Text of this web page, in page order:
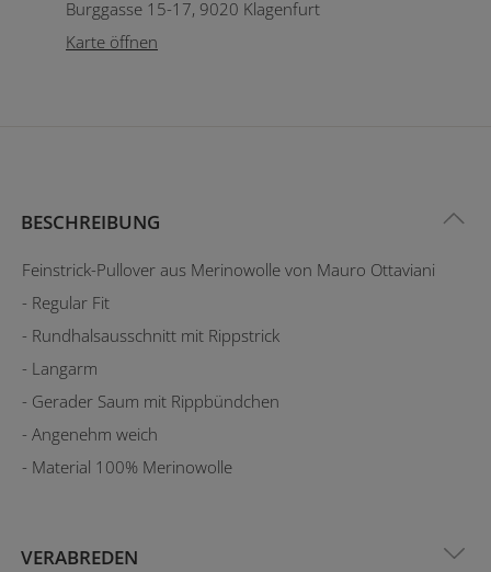
Burggasse 15-17, 9020 Klagenfurt
Karte öffnen
BESCHREIBUNG
Feinstrick-Pullover aus Merinowolle von Mauro Ottaviani
- Regular Fit
- Rundhalsausschnitt mit Rippstrick
- Langarm
- Gerader Saum mit Rippbündchen
- Angenehm weich
- Material 100% Merinowolle
VERABREDEN